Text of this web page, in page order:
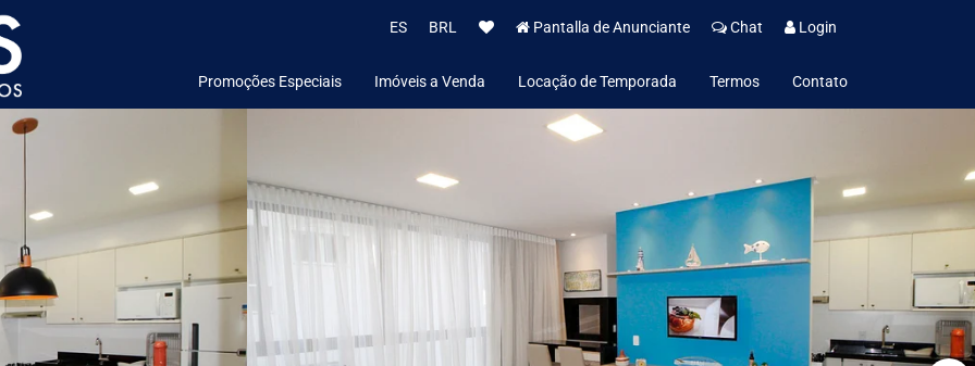
ES BRL Pantalla de Anunciante Chat Login
Promoções Especiais Imóveis a Venda Locação de Temporada Termos
Política de Aluguel de Temporada
Contato